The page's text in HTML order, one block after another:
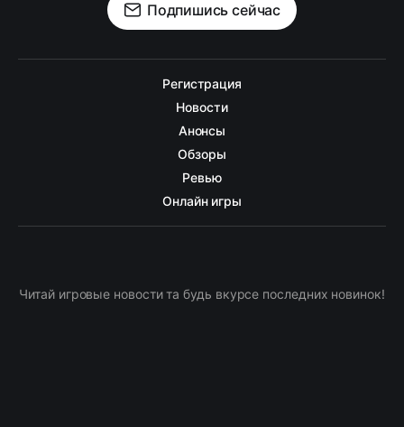
Подпишись сейчас
Регистрация
Новости
Анонсы
Обзоры
Ревью
Онлайн игры
Читай игровые новости та будь вкурсе последних новинок!